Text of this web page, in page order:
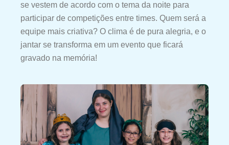
se vestem de acordo com o tema da noite para
participar de competições entre times. Quem será a
equipe mais criativa? O clima é de pura alegria, e o
jantar se transforma em um evento que ficará
gravado na memória!